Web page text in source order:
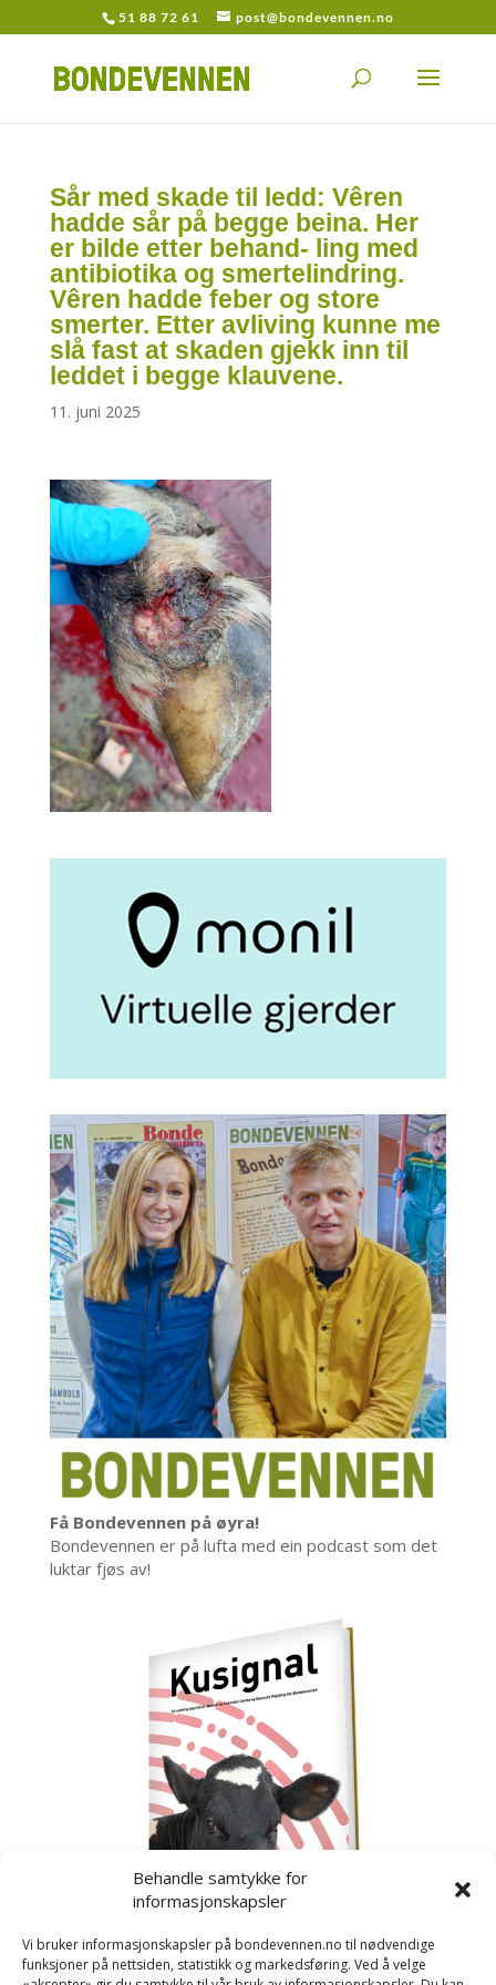
Behandle samtykke for
informasjonskapsler
Vi bruker informasjonskapsler på bondevennen.no til nødvendige
funksjoner på nettsiden, statistikk og markedsføring. Ved å velge
51 88 72 61 post@bondevennen.no
Sår med skade til ledd: Vêren
hadde sår på begge beina. Her
er bilde etter behan­d­- ­ling med
antibiotika og smerte­lindring.
Vêren hadde feber og store
smerter. Etter avliving kunne me
slå fast at skaden gjekk inn til
leddet i begge klauvene.
11. juni 2025
Få Bondevennen på øyra!
Bondevennen er på lufta med ein podcast som det
luktar fjøs av!